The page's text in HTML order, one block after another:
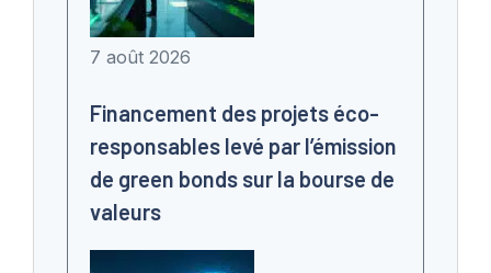
7 août 2026
Financement des projets éco-
responsables levé par l’émission
de green bonds sur la bourse de
valeurs